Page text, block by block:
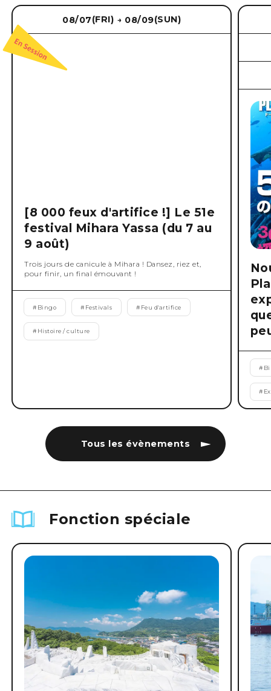
Tous les évènements
08/07(FRI) → 08/09(SUN)
[8 000 feux d'artifice !] Le 51e
festival Mihara Yassa (du 7 au
9 août)
Trois jours de canicule à Mihara ! Dansez, riez et,
pour finir, un final émouvant !
# Bingo # Festivals # Feu d'artifice
# Histoire / culture
#
#
Fonction spéciale